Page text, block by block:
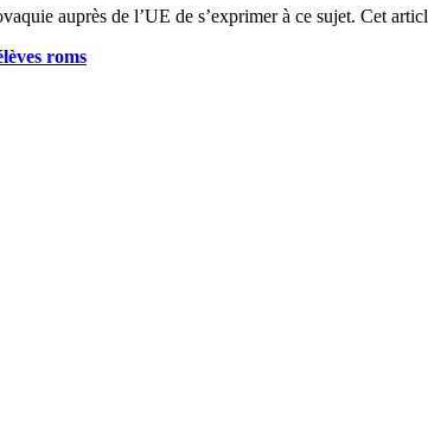
auprès de l’UE de s’exprimer à ce sujet. Cet
roms